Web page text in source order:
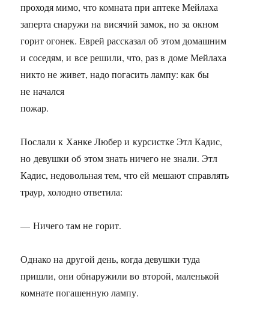
проходя мимо, что комната при аптеке Мейлаха
заперта снаружи на висячий замок, но за окном
горит огонек. Еврей рассказал об этом домашним
и соседям, и все решили, что, раз в доме Мейлаха
никто не живет, надо погасить лампу: как бы
не начался
пожар.
Послали к Ханке Любер и курсистке Этл Кадис,
но девушки об этом знать ничего не знали. Этл
Кадис, недовольная тем, что ей мешают справлять
траур, холодно ответила:
— Ничего там не горит.
Однако на другой день, когда девушки туда
пришли, они обнаружили во второй, маленькой
комнате погашенную лампу.